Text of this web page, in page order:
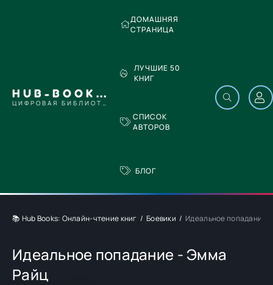
HUB-BOOKS.COM
ЦИФРОВАЯ БИБЛИОТЕКА
ДОМАШНЯЯ
СТРАНИЦА
ЛУЧШИЕ 50
КНИГ
СПИСОК
АВТОРОВ
БЛОГ
📚 Hub Books: Онлайн-чтение книг Боевики Идеальное попадание
Идеальное попадание - Эмма
Райц